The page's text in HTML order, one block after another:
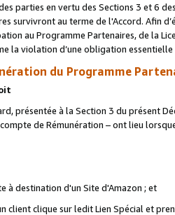
parties en vertu des Sections 3 et 6
survivront au terme de l'Accord. Afin
au Programme Partenaires, de la
la violation d’une obligation essentielle
du Programme
présentée à la Section 3 du présent
de Rémunération – ont lieu
à destination d'un Site d'Amazon ; et
client clique sur ledit Lien Spécial et